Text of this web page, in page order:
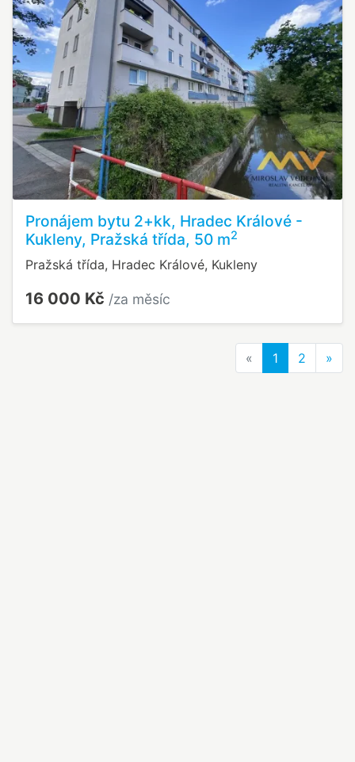
Pronájem bytu 2+kk, Hradec Králové -
Kukleny, Pražská třída, 50 m2
Pražská třída, Hradec Králové, Kukleny
16 000 Kč /za měsíc
« Previous
1 2 »